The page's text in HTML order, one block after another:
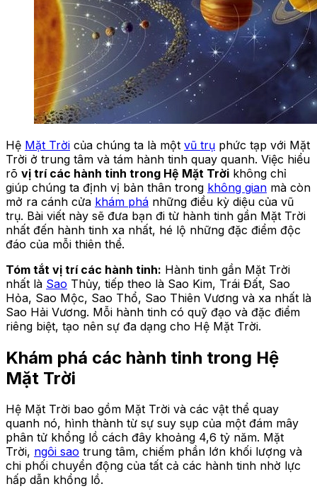
Hệ Mặt Trời của chúng ta là một vũ trụ phức tạp với Mặt
Trời ở trung tâm và tám hành tinh quay quanh. Việc hiểu
rõ vị trí các hành tinh trong Hệ Mặt Trời không chỉ
giúp chúng ta định vị bản thân trong không gian mà còn
mở ra cánh cửa khám phá những điều kỳ diệu của vũ
trụ. Bài viết này sẽ đưa bạn đi từ hành tinh gần Mặt Trời
nhất đến hành tinh xa nhất, hé lộ những đặc điểm độc
đáo của mỗi thiên thể.
Tóm tắt vị trí các hành tinh: Hành tinh gần Mặt Trời
nhất là Sao Thủy, tiếp theo là Sao Kim, Trái Đất, Sao
Hỏa, Sao Mộc, Sao Thổ, Sao Thiên Vương và xa nhất là
Sao Hải Vương. Mỗi hành tinh có quỹ đạo và đặc điểm
riêng biệt, tạo nên sự đa dạng cho Hệ Mặt Trời.
Khám phá các hành tinh trong Hệ
Mặt Trời
Hệ Mặt Trời bao gồm Mặt Trời và các vật thể quay
quanh nó, hình thành từ sự suy sụp của một đám mây
phân tử khổng lồ cách đây khoảng 4,6 tỷ năm. Mặt
Trời, ngôi sao trung tâm, chiếm phần lớn khối lượng và
chi phối chuyển động của tất cả các hành tinh nhờ lực
hấp dẫn khổng lồ.